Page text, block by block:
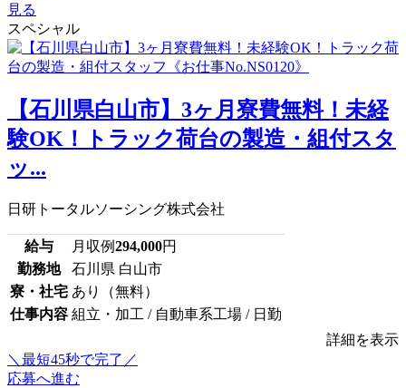
見る
スペシャル
【石川県白山市】3ヶ月寮費無料！未経
験OK！トラック荷台の製造・組付スタ
ッ...
日研トータルソーシング株式会社
給与 月収例294,000円
勤務地
石川県 白山市
寮・社宅 あり（無料）
仕事内容 組立・加工 / 自動車系工場 / 日勤
詳細を表示
＼最短45秒で完了／
応募へ進む